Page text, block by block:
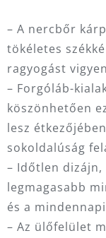
– A nercbőr
tökéletes
ragyogást
– Forgóláb-
köszönhetően
lesz
sokoldalúság
– Időtlen dizájn,
legmagasabb
és a
– Az ülőfelület